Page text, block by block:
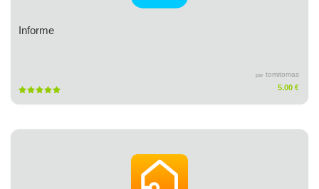
Informe
par tomitomas
5.00 €